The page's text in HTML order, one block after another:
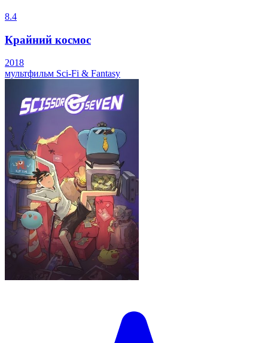
8.4
Крайний космос
2018
мультфильм Sci-Fi & Fantasy